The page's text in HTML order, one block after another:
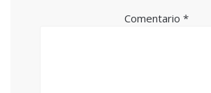
Comentario *